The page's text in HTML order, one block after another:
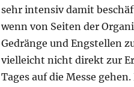
sehr intensiv damit
wenn von Seiten der
Gedränge und Engstellen
vielleicht nicht direkt zur
Tages auf die Messe